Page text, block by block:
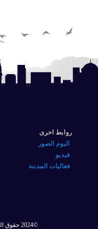
روابط اخرى
البوم الصور
فيديو
فعاليات المدينة
©2024 حقوق النشر محفوظة لــ بلدية نابلس